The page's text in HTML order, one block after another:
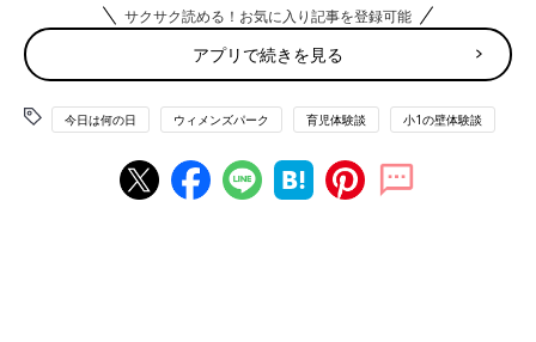
ました。ところが途中で盛大に転倒。ストッキングが破れたま
ま、入学式へ向かうことに…」
こ吹く風で元気元気。なのに、入学の3日前に熱を出し、インフ
停止で入学式はまさかの欠席！」
サクサク読める！お気に入り記事を登録可能
アプリで続きを見る
今日は何の日 ウィメンズパーク 育児体験談 小1の壁体験談